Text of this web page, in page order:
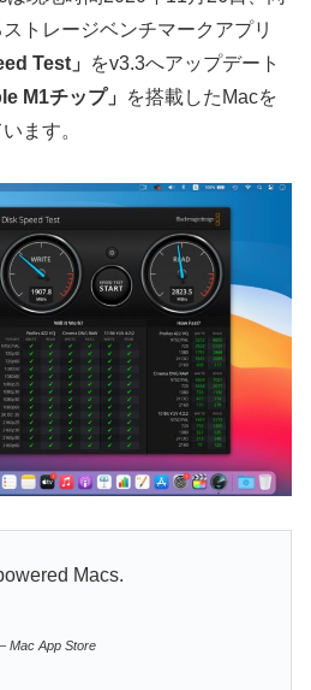
トレージベンチマークアプリ
Test」
をv3.3へアップデート
M1チップ」
を搭載したMacを
ます。
Macs.
Mac App Store